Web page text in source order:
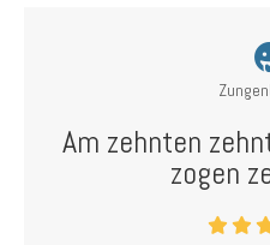
Am zehnten
zogen